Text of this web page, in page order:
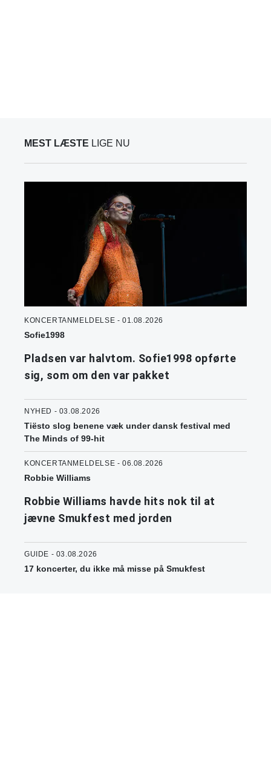
MEST LÆSTE LIGE NU
KONCERTANMELDELSE - 01.08.2026
Sofie1998
Pladsen var halvtom. Sofie1998 opførte
sig, som om den var pakket
NYHED - 03.08.2026
Tiësto slog benene væk under dansk festival med
The Minds of 99-hit
KONCERTANMELDELSE - 06.08.2026
Robbie Williams
Robbie Williams havde hits nok til at
jævne Smukfest med jorden
GUIDE - 03.08.2026
17 koncerter, du ikke må misse på Smukfest